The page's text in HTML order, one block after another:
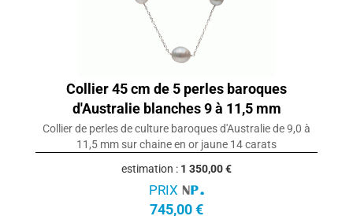
Collier 45 cm de 5 perles baroques
d'Australie blanches 9 à 11,5 mm
Collier de perles de culture baroques d'Australie de 9,0 à
11,5 mm sur chaine en or jaune 14 carats
estimation : 1 350,00 €
PRIX
745,00 €